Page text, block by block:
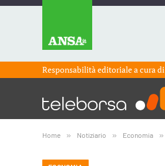
Responsabilità editoriale a cura di
Home » Notiziario » Economia »